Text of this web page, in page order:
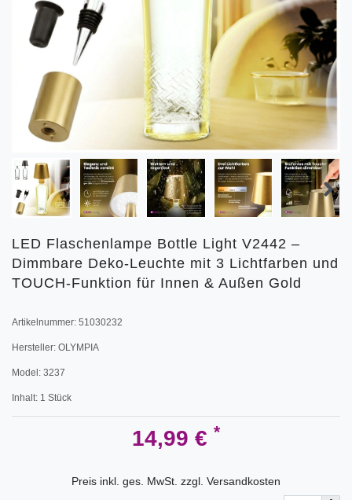
LED Flaschenlampe Bottle Light V2442 –
Dimmbare Deko-Leuchte mit 3 Lichtfarben und
TOUCH-Funktion für Innen & Außen Gold
Artikelnummer: 51030232
Hersteller: OLYMPIA
Model: 3237
Inhalt: 1 Stück
14,99 € *
Preis inkl. ges. MwSt. zzgl. Versandkosten